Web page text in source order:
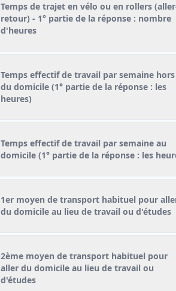
Temps de trajet en vélo ou en rollers
retour) - 1° partie de la réponse : nombre
d'heures
Temps effectif de travail par semaine hors
du domicile (1° partie de la réponse : les
heures)
Temps effectif de travail par semaine au
domicile (1° partie de la réponse : les
1er moyen de transport habituel pour
du domicile au lieu de travail ou d'études
2ème moyen de transport habituel pour
aller du domicile au lieu de travail ou
d'études